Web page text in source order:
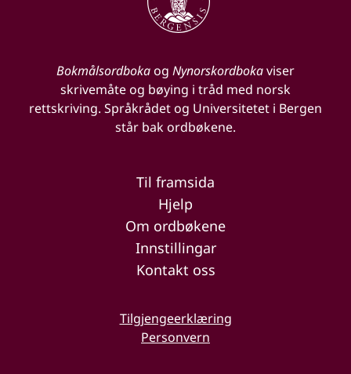
Bokmålsordbokaog Nynorskordbokaviser
skrivemåte og bøying i tråd med norsk
rettskriving. Språkrådet og Universitetet i Bergen
står bak ordbøkene.
Til framsida
Hjelp
Om ordbøkene
Innstillingar
Kontakt oss
Tilgjengeerklæring
Personvern